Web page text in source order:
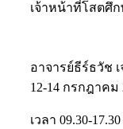
12-14 กรกฎาคม
เวลา 09.30-
การเรียนรู้แห่งช